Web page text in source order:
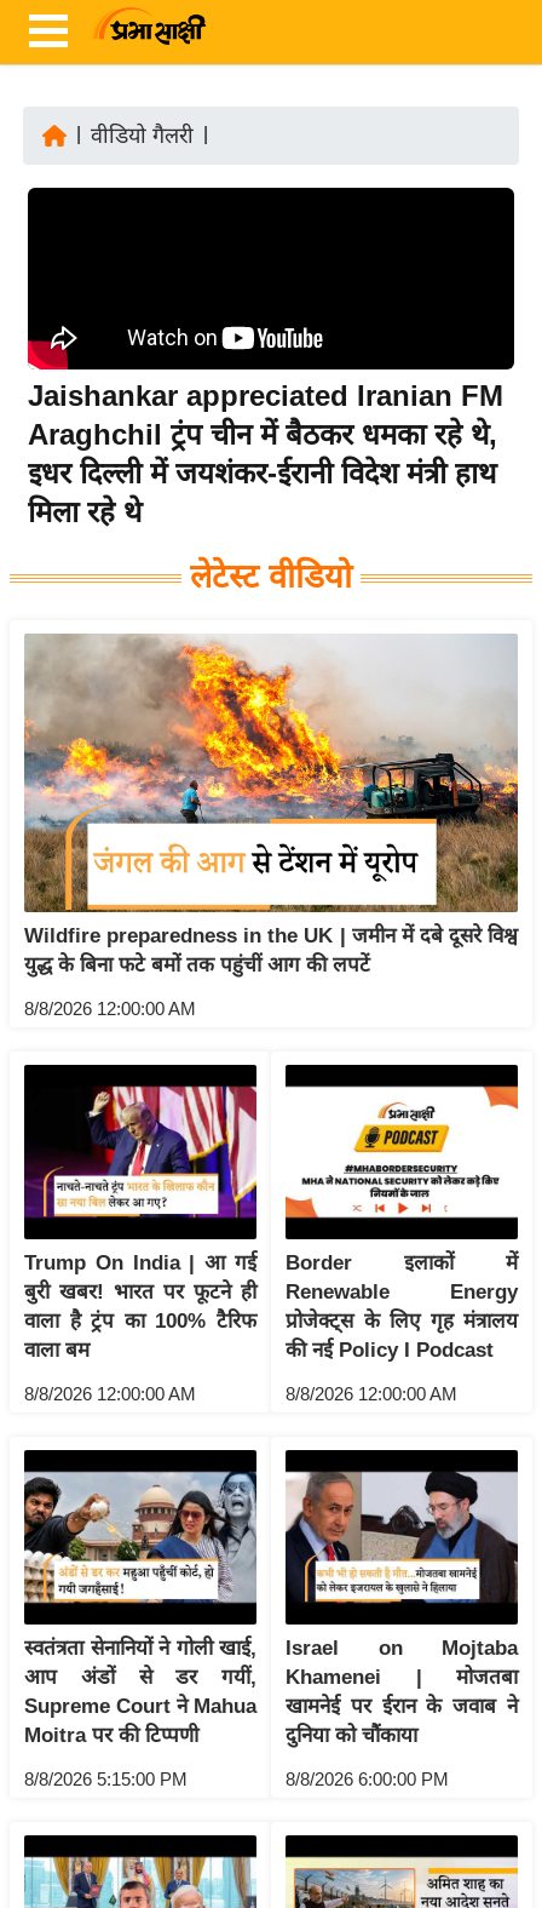
रा
ष्ट्री
य
अं
त
र्रा
य
ज़
ने
उ
द्यो
ग
ज
ग
त
वि
शे
ष
रा
ज
ट
ल
क्रि
के
ट
I
2
0
2
6
क्रा
इ
म
ई
पे
र
मि
वीडियो गैलरी
Jaishankar appreciated Iranian FM
Araghchil ट्रंप चीन में बैठकर धमका रहे थे,
इधर दिल्ली में जयशंकर-ईरानी विदेश मंत्री हाथ
मिला रहे थे
लेटेस्ट वीडियो
Wildfire preparedness in the UK | जमीन में दबे दूसरे विश्व
युद्ध के बिना फटे बमों तक पहुंचीं आग की लपटें
8/8/2026 12:00:00 AM
Trump On India | आ गई
बुरी खबर! भारत पर फूटने ही
वाला है ट्रंप का 100% टैरिफ
वाला बम
8/8/2026 12:00:00 AM
Border इलाकों में
Renewable Energy
प्रोजेक्ट्स के लिए गृह मंत्रालय
की नई Policy I Podcast
8/8/2026 12:00:00 AM
स्वतंत्रता सेनानियों ने गोली खाई,
आप अंडों से डर गयीं,
Supreme Court ने Mahua
Moitra पर की टिप्पणी
8/8/2026 5:15:00 PM
Israel on Mojtaba
Khamenei | मोजतबा
खामनेई पर ईरान के जवाब ने
दुनिया को चौंकाया
8/8/2026 6:00:00 PM